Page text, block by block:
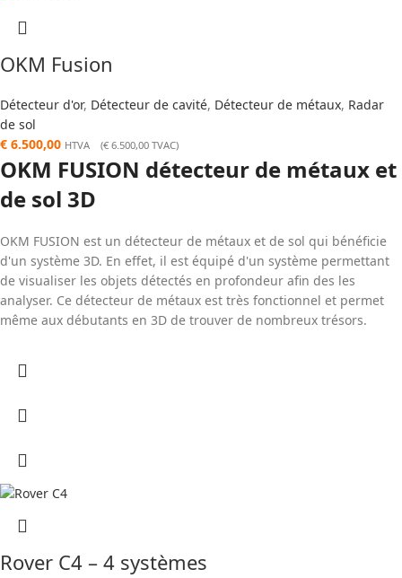
OKM Fusion
Détecteur d'or, Détecteur de cavité, Détecteur de métaux, Radar
de sol
€ 6.500,00 HTVA (€ 6.500,00 TVAC)
OKM FUSION détecteur de métaux et
de sol 3D
OKM FUSION est un détecteur de métaux et de sol qui bénéficie
d'un système 3D. En effet, il est équipé d'un système permettant
de visualiser les objets détectés en profondeur afin des les
analyser. Ce détecteur de métaux est très fonctionnel et permet
même aux débutants en 3D de trouver de nombreux trésors.
Rover C4 – 4 systèmes